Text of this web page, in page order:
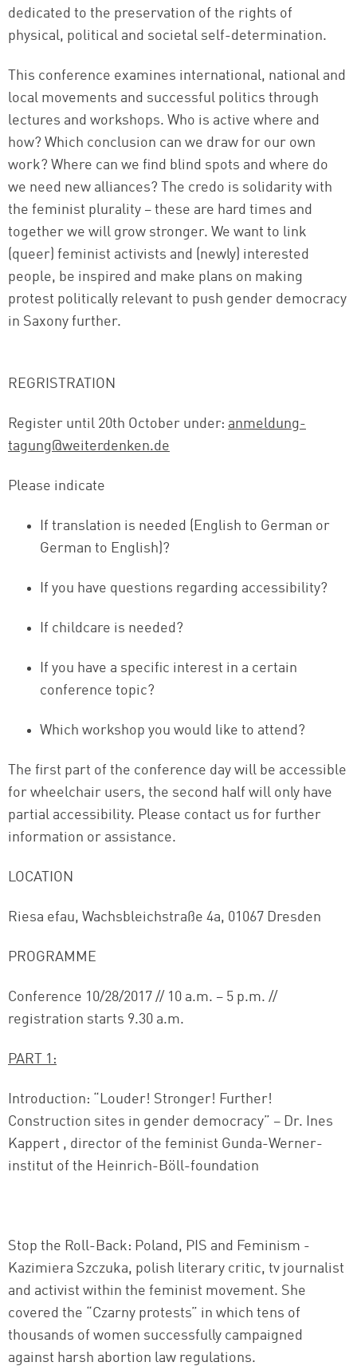
dedicated to the preservation of the rights of
physical, political and societal self-determination.
This conference examines international, national and
local movements and successful politics through
lectures and workshops. Who is active where and
how? Which conclusion can we draw for our own
work? Where can we find blind spots and where do
we need new alliances? The credo is solidarity with
the feminist plurality – these are hard times and
together we will grow stronger. We want to link
(queer) feminist activists and (newly) interested
people, be inspired and make plans on making
protest politically relevant to push gender democracy
in Saxony further.
REGRISTRATION
Register until 20th October under: anmeldung-
tagung@weiterdenken.de
Please indicate
If translation is needed (English to German or
German to English)?
If you have questions regarding accessibility?
If childcare is needed?
If you have a specific interest in a certain
conference topic?
Which workshop you would like to attend?
The first part of the conference day will be accessible
for wheelchair users, the second half will only have
partial accessibility. Please contact us for further
information or assistance.
LOCATION
Riesa efau, Wachsbleichstraße 4a, 01067 Dresden
PROGRAMME
Conference 10/28/2017 // 10 a.m. – 5 p.m. //
registration starts 9.30 a.m.
PART 1:
Introduction: “Louder! Stronger! Further!
Construction sites in gender democracy” – Dr. Ines
Kappert , director of the feminist Gunda-Werner-
institut of the Heinrich-Böll-foundation
Stop the Roll-Back: Poland, PIS and Feminism -
Kazimiera Szczuka, polish literary critic, tv journalist
and activist within the feminist movement. She
covered the “Czarny protests” in which tens of
thousands of women successfully campaigned
against harsh abortion law regulations.